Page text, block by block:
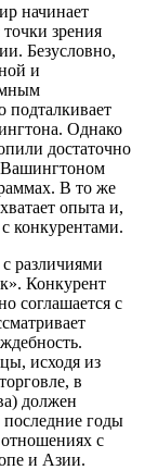
начинает
зрения
Безусловно,
и
подталкивает
Однако
достаточно
Вашингтоном
В то же
опыта и,
конкурентами.
различиями
Конкурент
соглашается с
исходя из
в
должен
последние годы
с
и Азии.